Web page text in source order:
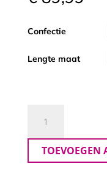
Confectie
Lengte maat
Pa
DoraTOEVOEGEN